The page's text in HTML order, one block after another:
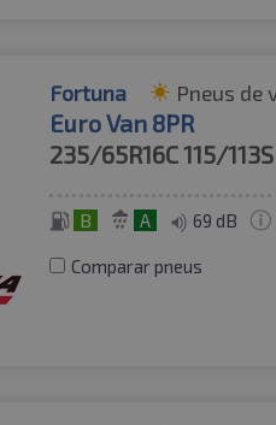
Fortuna Pneus de
Euro Van 8PR
235/65R16C115/113S
B A 69 dB
Comparar pneus